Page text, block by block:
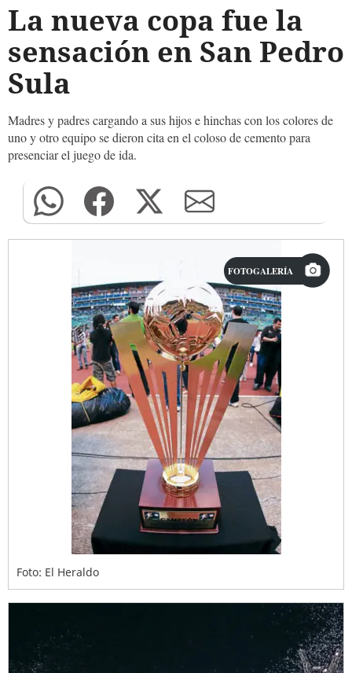
La nueva copa fue la
sensación en San Pedro
Sula
Madres y padres cargando a sus hijos e hinchas con los colores de
uno y otro equipo se dieron cita en el coloso de cemento para
presenciar el juego de ida.
FOTOGALERÍA
Foto: El Heraldo